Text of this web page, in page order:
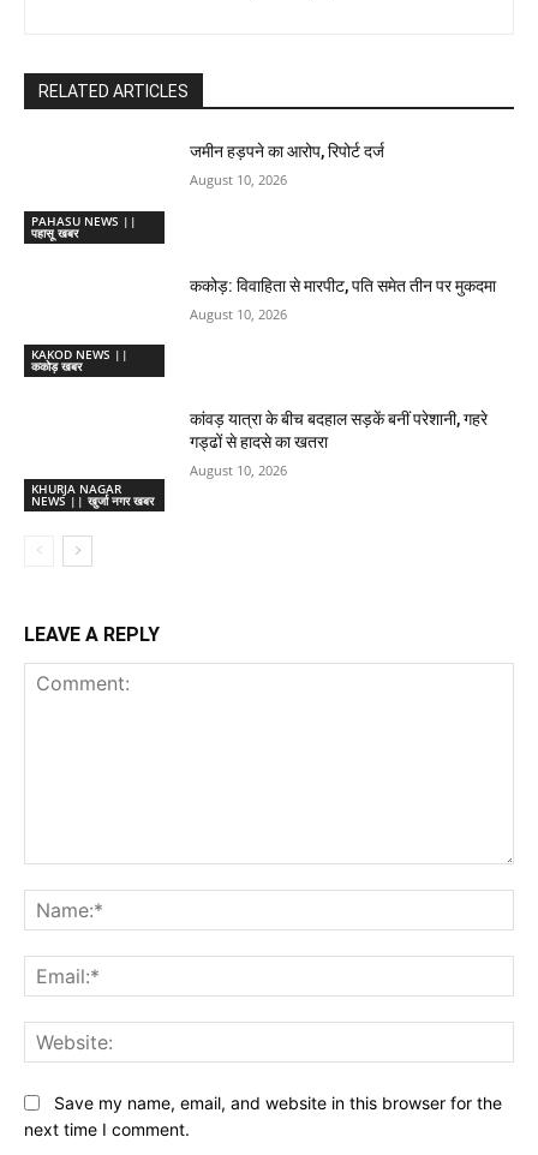
RELATED ARTICLES
PAHASU NEWS ||
पहासू खबर
जमीन हड़पने का आरोप, रिपोर्ट दर्ज
August 10, 2026
KAKOD NEWS ||
ककोड़ खबर
ककोड़: विवाहिता से मारपीट, पति समेत तीन पर मुकदमा
August 10, 2026
KHURJA NAGAR
NEWS || खुर्जा नगर खबर
कांवड़ यात्रा के बीच बदहाल सड़कें बनीं परेशानी, गहरे
गड्ढों से हादसे का खतरा
August 10, 2026
LEAVE A REPLY
Save my name, email, and website in this browser for the
next time I comment.